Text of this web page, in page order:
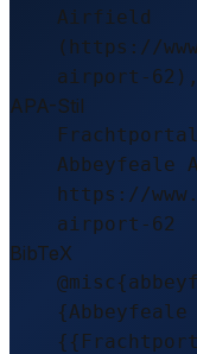
Airfield
(https://
airport-62),
APA-Stil
https://
airport-62
BibTeX